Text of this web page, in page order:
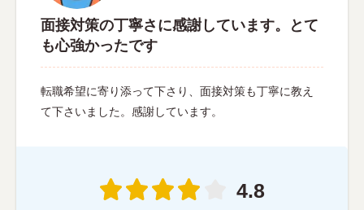
面接対策の丁寧さに感謝しています。とて
も心強かったです
転職希望に寄り添って下さり、面接対策も丁寧に教え
て下さいました。感謝しています。
4.8